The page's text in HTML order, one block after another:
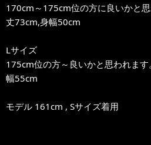
170cm～175cm位の方に良いかと
丈73cm,身幅50cm
Lサイズ
175cm位の方～良いかと思われま
幅55cm
モデル 161cm , Sサイズ着用